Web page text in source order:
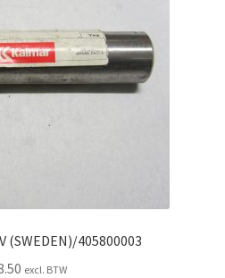
(SWEDEN)/405800003
excl. BTW